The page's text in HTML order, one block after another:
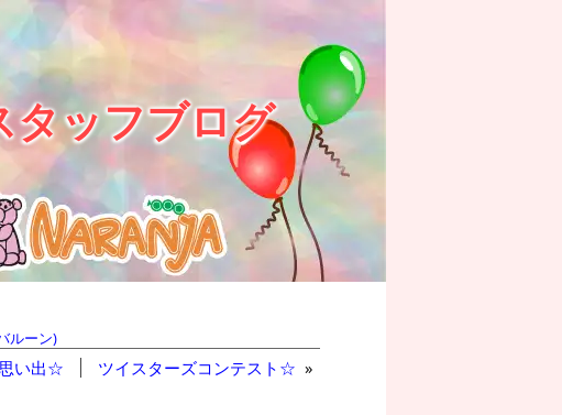
タッフブログ
ルーン)
思い出☆ ツイスターズコンテスト☆ »